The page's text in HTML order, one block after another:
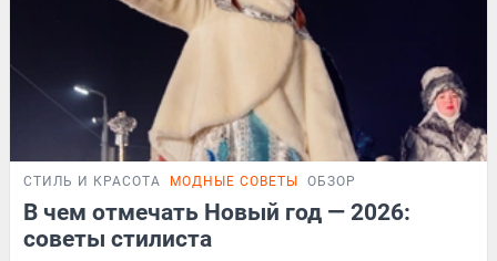
СТИЛЬ И КРАСОТА МОДНЫЕ СОВЕТЫ ОБЗОР
В чем отмечать Новый год — 2026:
советы стилиста